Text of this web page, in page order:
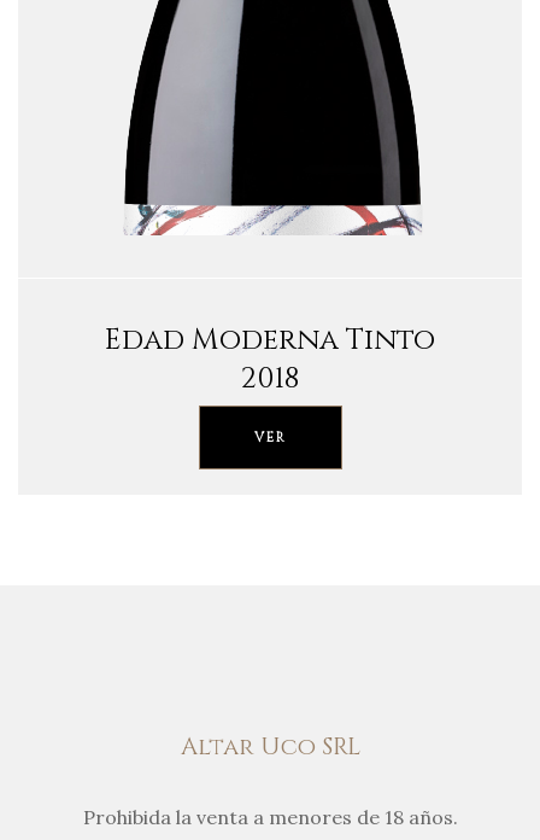
Edad Moderna Tinto
2018
VER
Altar Uco SRL
Prohibida la venta a menores de 18 años.